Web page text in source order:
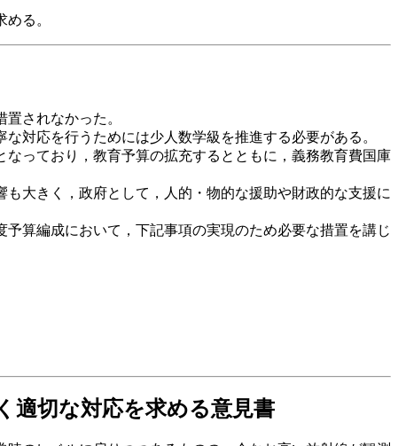
る。
されなかった。
対応を行うためには少人数学級を推進する必要がある。
っており，教育予算の拡充するとともに，義務教育費国庫
大きく，政府として，人的・物的な援助や財政的な支援に
算編成において，下記事項の実現のため必要な措置を講じ
適切な対応を求める意見書